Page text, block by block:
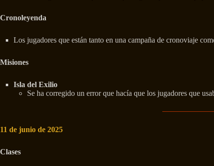
Cronoleyenda
Los jugadores que están tanto en una campaña de cronoviaje
Misiones
Isla del Exilio
Se ha corregido un error que hacía que los jugadores que
11 de junio de 2025
Clases